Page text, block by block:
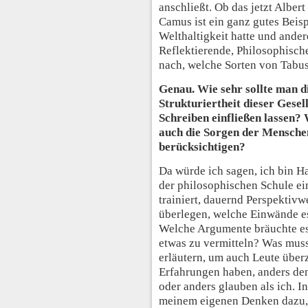
anschließt. Ob das jetzt
Camus ist ein ganz gutes
Welthaltigkeit hatte und
Reflektierende,
nach, welche Sorten von
Genau. Wie sehr sollte man
Strukturiertheit dieser
Schreiben einfließen lassen?
auch die Sorgen der
berücksichtigen?
Da würde ich sagen, ich bin
der philosophischen Schule
trainiert, dauernd
überlegen, welche Einwände
Welche Argumente bräuchte
etwas zu vermitteln? Was
erläutern, um auch Leute
Erfahrungen haben, anders
oder anders glauben als ich.
meinem eigenen Denken